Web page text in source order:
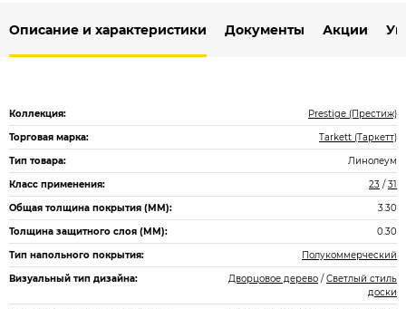
Описание и характеристики Документы Акции
Коллекция:
Prestige (Престиж)
Торговая марка:
Tarkett (Таркетт)
Тип товара:
Линолеум
Класс применения:
23 / 31
Общая толщина покрытия (ММ):
3.30
Толщина защитного слоя (ММ):
0.30
Тип напольного покрытия:
Полукоммерческий
Визуальный тип дизайна:
Дворцовое дерево / Светлый стиль
доски